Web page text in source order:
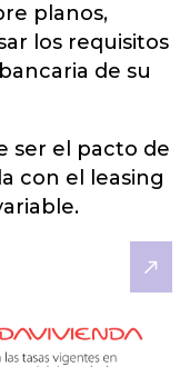
planos,
los requisitos
de su
ser el pacto de
con el leasing